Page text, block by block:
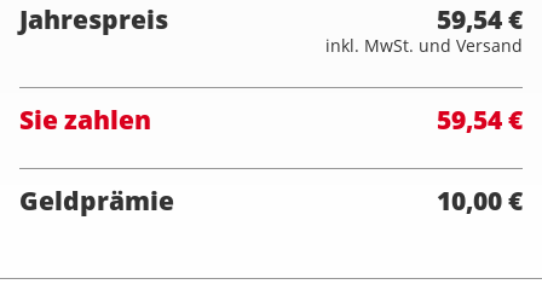
Jahrespreis 59,54 €
inkl. MwSt. und Versand
Sie zahlen 59,54 €
Geldprämie 10,00 €